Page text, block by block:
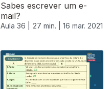
Sabes escrever um e-
mail?
Aula 36 | 27 min. | 16 mar. 2021